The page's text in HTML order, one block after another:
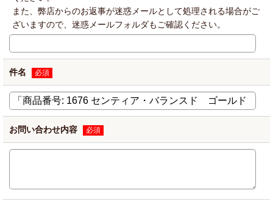
また、弊店からのお返事が迷惑メールとして処理される場合がご
ざいますので、迷惑メールフォルダもご確認ください。
件名 必須
お問い合わせ内容 必須